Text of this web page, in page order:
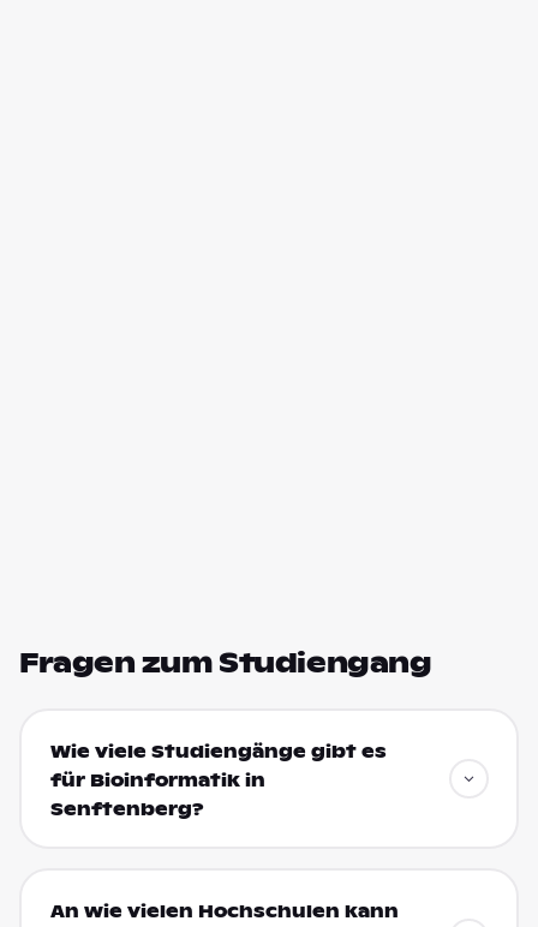
Fragen zum Studiengang
Wie viele Studiengänge gibt es
für Bioinformatik in
Senftenberg?
An wie vielen Hochschulen kann